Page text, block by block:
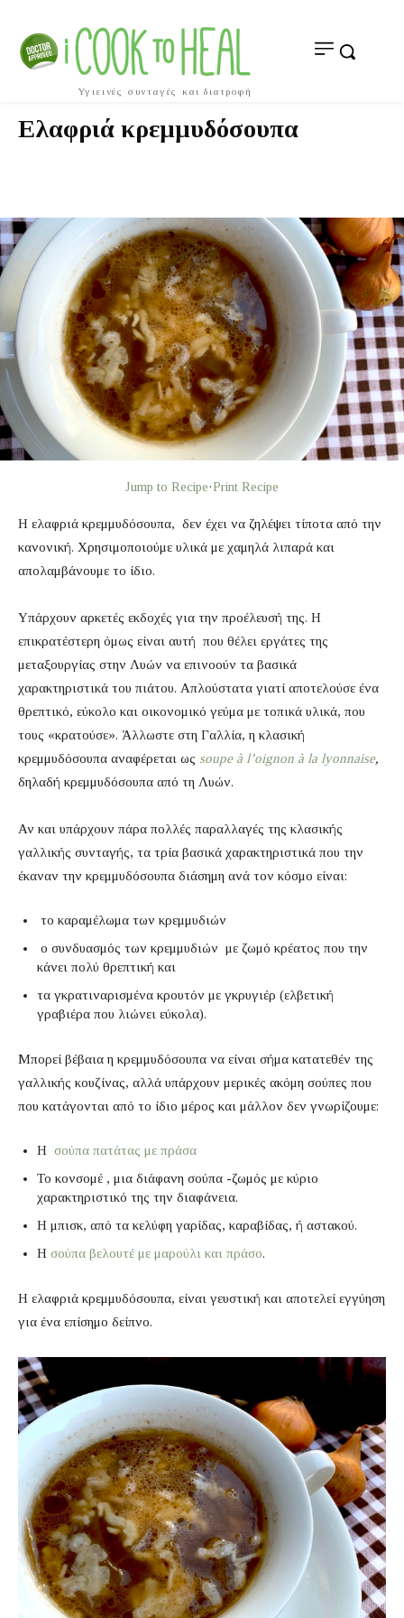
Υγιεινές συνταγές και διατροφή
Ελαφριά κρεμμυδόσουπα
Jump to Recipe·Print Recipe
H ελαφριά κρεμμυδόσουπα, δεν έχει να ζηλέψει τίποτα από την
κανονική. Χρησιμοποιούμε υλικά με χαμηλά λιπαρά και
απολαμβάνουμε το ίδιο.
Υπάρχουν αρκετές εκδοχές για την προέλευσή της. Η
επικρατέστερη όμως είναι αυτή που θέλει εργάτες της
μεταξουργίας στην Λυών να επινοούν τα βασικά
χαρακτηριστικά του πιάτου. Απλούστατα γιατί αποτελούσε ένα
θρεπτικό, εύκολο και οικονομικό γεύμα με τοπικά υλικά, που
τους «κρατούσε». Άλλωστε στη Γαλλία, η κλασική
κρεμμυδόσουπα αναφέρεται ως soupe à l’oignon à la lyonnaise,
δηλαδή κρεμμυδόσουπα από τη Λυών.
Αν και υπάρχουν πάρα πολλές παραλλαγές της κλασικής
γαλλικής συνταγής, τα τρία βασικά χαρακτηριστικά που την
έκαναν την κρεμμυδόσουπα διάσημη ανά τον κόσμο είναι:
το καραμέλωμα των κρεμμυδιών
ο συνδυασμός των κρεμμυδιών με ζωμό κρέατος που την
κάνει πολύ θρεπτική και
τα γκρατιναρισμένα κρουτόν με γκρυγιέρ (ελβετική
γραβιέρα που λιώνει εύκολα).
Μπορεί βέβαια η κρεμμυδόσουπα να είναι σήμα κατατεθέν της
γαλλικής κουζίνας, αλλά υπάρχουν μερικές ακόμη σούπες που
που κατάγονται από το ίδιο μέρος και μάλλον δεν γνωρίζουμε:
Η σούπα πατάτας με πράσα
Το κονσομέ , μια διάφανη σούπα -ζωμός με κύριο
χαρακτηριστικό της την διαφάνεια.
Η μπισκ, από τα κελύφη γαρίδας, καραβίδας, ή αστακού.
Η σούπα βελουτέ με μαρούλι και πράσο.
Η ελαφριά κρεμμυδόσουπα, είναι γευστική και αποτελεί εγγύηση
για ένα επίσημο δείπνο.